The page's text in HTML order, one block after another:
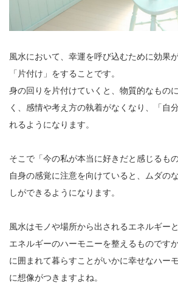
風水において、幸運を呼び込むために効果
「片付け」をすることです。
身の回りを片付けていくと、物質的なもの
く、感情や考え方の執着がなくなり、「自
れるようになります。
そこで「今の私が本当に好きだと感じるも
自身の感覚に注意を向けていると、ムダの
しができるようになります。
風水はモノや場所から出されるエネルギー
エネルギーのハーモニーを整えるものです
に囲まれて暮らすことがいかに幸せなハー
に想像がつきますよね。